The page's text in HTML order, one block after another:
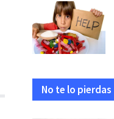
No te lo pierdas